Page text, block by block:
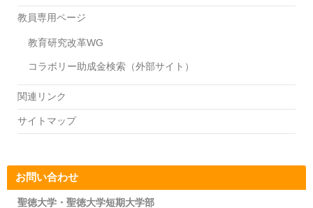
教員専用ページ
教育研究改革WG
コラボリー助成金検索（外部サイト）
関連リンク
サイトマップ
お問い合わせ
聖徳大学・聖徳大学短期大学部